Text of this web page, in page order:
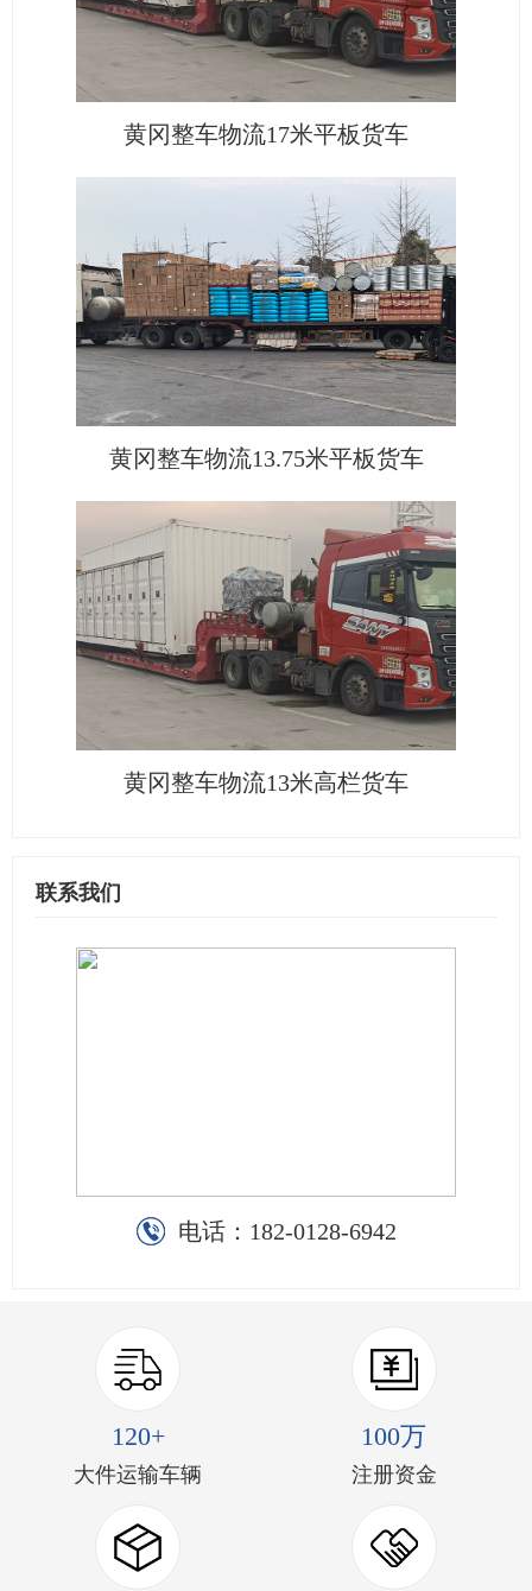
黄冈整车物流17米平板货车
黄冈整车物流13.75米平板货车
黄冈整车物流13米高栏货车
联系我们
电话： 182-0128-6942
120+
大件运输车辆
100万
注册资金